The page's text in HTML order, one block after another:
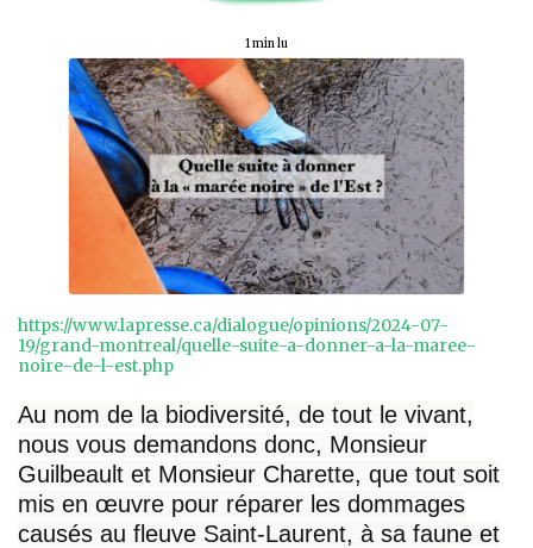
1 min lu
https://www.lapresse.ca/dialogue/opinions/2024-07-
19/grand-montreal/quelle-suite-a-donner-a-la-maree-
noire-de-l-est.php
Au nom de la biodiversité, de tout le vivant,
nous vous demandons donc, Monsieur
Guilbeault et Monsieur Charette, que tout soit
mis en œuvre pour réparer les dommages
causés au fleuve Saint-Laurent, à sa faune et